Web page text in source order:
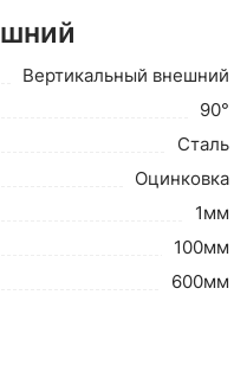
Вертикальный внешний
90°
Сталь
Оцинковка
1мм
100мм
600мм